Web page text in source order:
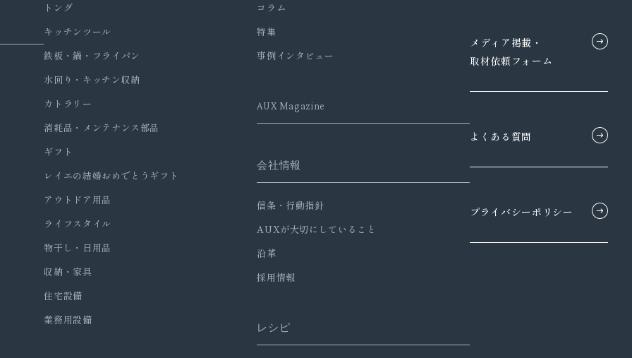
トング
キッチンツール
鉄板・鍋・フライパン
水回り・キッチン収納
カトラリー
消耗品・メンテナンス部品
ギフト
レイエの結婚おめでとうギフト
アウトドア用品
ライフスタイル
物干し・日用品
収納・家具
住宅設備
業務用設備
コラム
特集
事例インタビュー
AUX Magazine
会社情報
信条・行動指針
AUXが大切にしていること
沿革
採用情報
レシピ
メディア掲載・
取材依頼フォーム
よくある質問
プライバシーポリシー